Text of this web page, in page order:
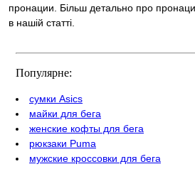
пронации. Більш детально про
в нашій статті.
Популярне:
сумки Asics
майки для бега
женские кофты для бега
рюкзаки Puma
мужские кроссовки для бега